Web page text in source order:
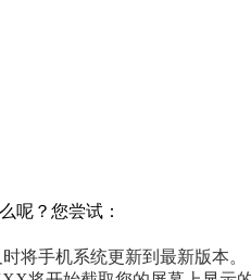
呢 ？您尝试：
将手机系统更新到最新版本。